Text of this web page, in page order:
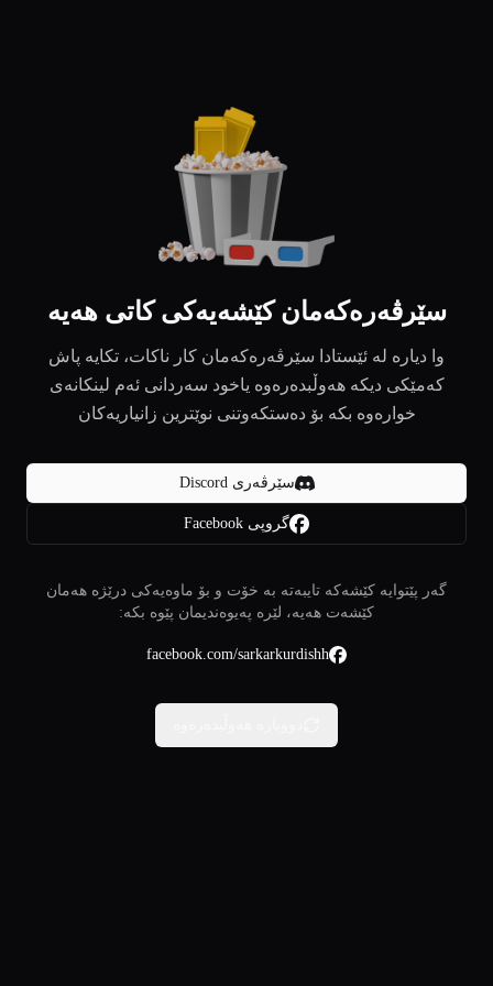
سێرڤەرەکەمان کێشەیەکی کاتی هەیە
وا دیارە لە ئێستادا سێرڤەرەکەمان کار ناکات، تکایە پاش
کەمێکی دیکە هەوڵبدەرەوە یاخود سەردانی ئەم لینکانەی
خوارەوە بکە بۆ دەستکەوتنی نوێترین زانیاریەکان
سێرڤەری Discord
گروپی Facebook
گەر پێتوایە کێشەکە تایبەتە بە خۆت و بۆ ماوەیەکی درێژە هەمان
کێشەت هەیە، لێرە پەیوەندیمان پێوە بکە:
facebook.com/sarkarkurdishh